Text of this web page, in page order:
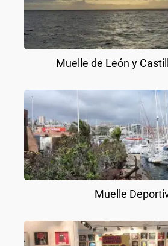
Muelle de León y
Muelle